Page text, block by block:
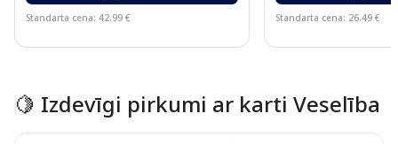
Standarta cena: 42.99 € Standarta cena: 26.49 €
🍋 Izdevīgi pirkumi ar karti Veselība